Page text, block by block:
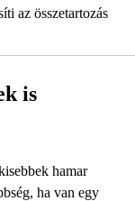
az összetartozás
is
hamar
ha van egy